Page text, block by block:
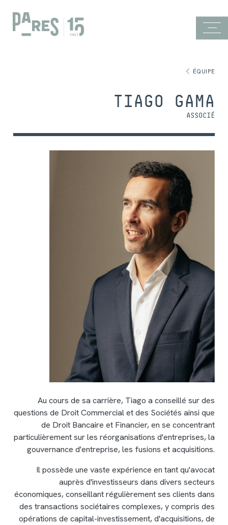
ÉQUIPE
TIAGO GAMA
ASSOCIÉ
Au cours de sa carrière, Tiago a conseillé sur des
questions de Droit Commercial et des Sociétés ainsi que
de Droit Bancaire et Financier, en se concentrant
particulièrement sur les réorganisations d'entreprises, la
gouvernance d'entreprise, les fusions et acquisitions.
Il possède une vaste expérience en tant qu'avocat
auprès d'investisseurs dans divers secteurs
économiques, conseillant régulièrement ses clients dans
des transactions sociétaires complexes, y compris des
opérations de capital-investissement, d'acquisitions, de